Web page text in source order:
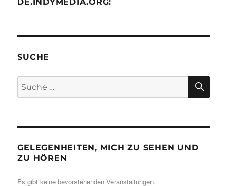
SUCHE
Suche
nach:
GELEGENHEITEN, MICH ZU SEHEN UND
ZU HÖREN
Es gibt keine bevorstehenden Veranstaltungen.